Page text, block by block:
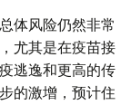
体风险仍然非常
尤其是在疫苗接
逃逸和更高的传
的激增，预计住